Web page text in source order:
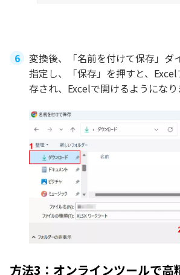
変換後、「名前を付けて保存」ダ
指定し、「保存」を押すと、
存され、Excelで開けるようになり
方法3：オンラインツールで高